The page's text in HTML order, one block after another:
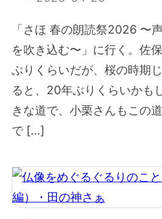
「さほ 春の朗読祭2026 〜
を吹き込む〜」に行く。佐
ぶりくらいだが、桜の時期
ると、20年ぶりくらいかも
きな道で、小栗さんもこの
で […]